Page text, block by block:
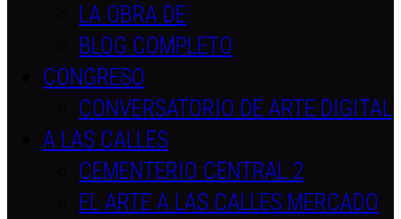
LA OBRA DE
BLOG COMPLETO
CONGRESO
CONVERSATORIO DE ARTE DIGITAL
A LAS CALLES
CEMENTERIO CENTRAL 2
EL ARTE A LAS CALLES MERCADO